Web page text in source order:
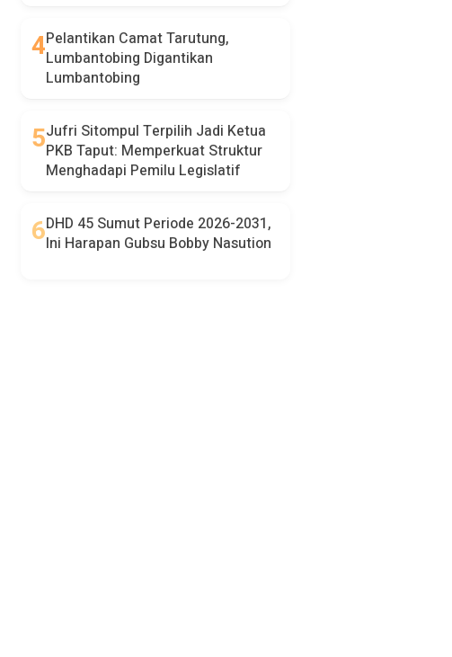
Pelantikan Camat Tarutung,
Lumbantobing Digantikan
Lumbantobing
Jufri Sitompul Terpilih Jadi Ketua
PKB Taput: Memperkuat Struktur
Menghadapi Pemilu Legislatif
DHD 45 Sumut Periode 2026-2031,
Ini Harapan Gubsu Bobby Nasution